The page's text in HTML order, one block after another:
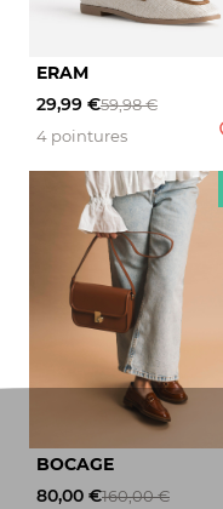
ERAM
29,99 €59,98 €
4 pointures
BOCAGE
80,00 €160,00 €